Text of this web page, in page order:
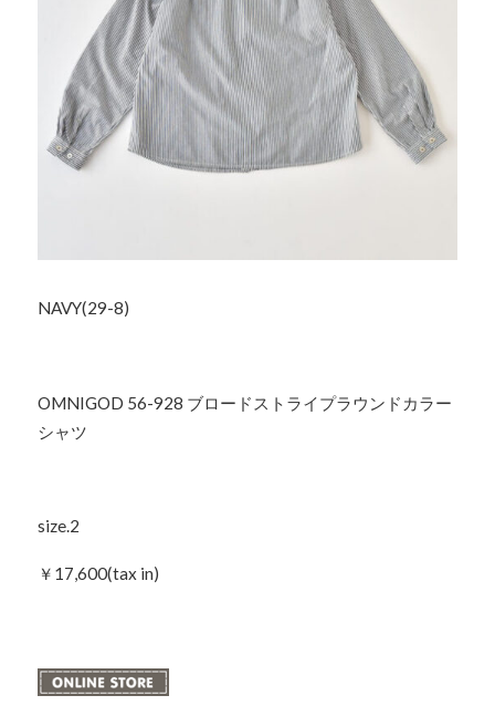
NAVY(29-8)
OMNIGOD 56-928 ブロードストライプラウンドカラー
シャツ
size.2
￥17,600(tax in)